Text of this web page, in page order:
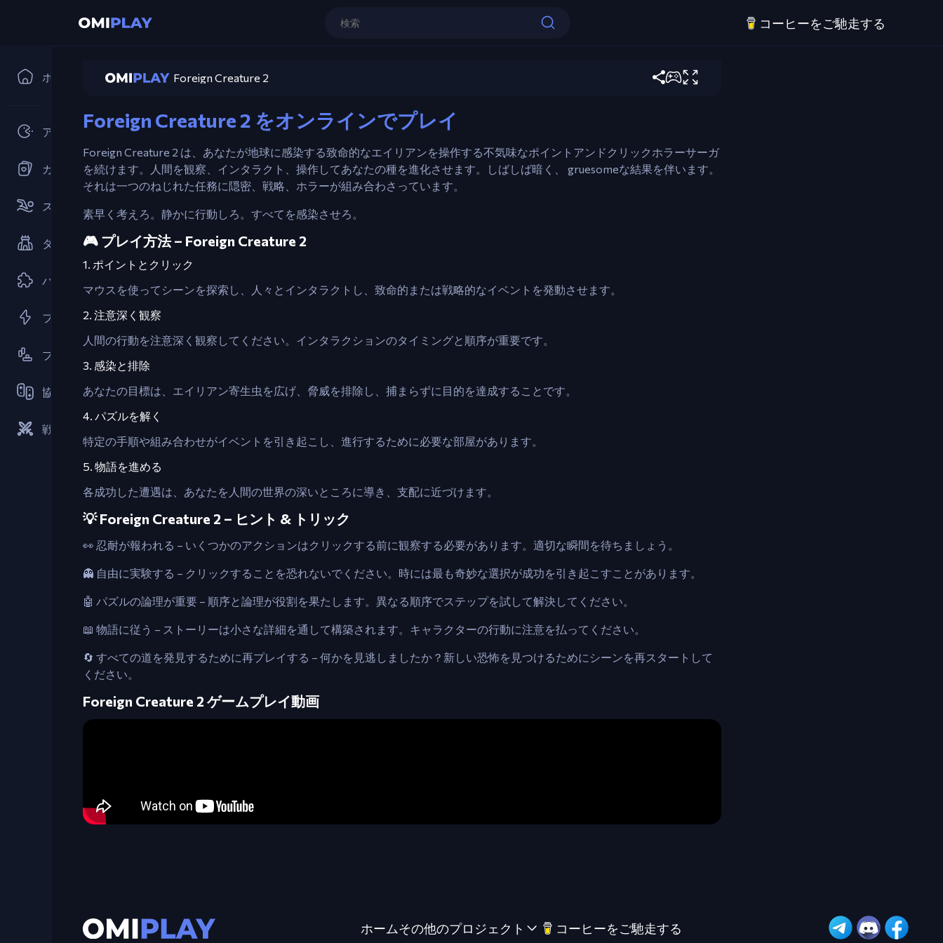
コーヒーをご馳走する
ホーム
アーケード
カードゲーム
スポーツ
タワーディフェンス
パズル
フラッシュゲーム
プラットフォーマー
協力
戦略
今すぐプレイ
Foreign Creature 2
コントロール
マウス – ポイントとクリックでインタラクト
左クリック – イベントを発動、オブジェクトを選択
Foreign Creature 2 をオンラインでプレイ
Foreign Creature 2 は、あなたが地球に感染する致命的なエイリアンを操作する不気味なポイントアンドクリックホラーサーガ
を続けます。人間を観察、インタラクト、操作してあなたの種を進化させます。しばしば暗く、 gruesomeな結果を伴います。
それは一つのねじれた任務に隠密、戦略、ホラーが組み合わさっています。
素早く考えろ。静かに行動しろ。すべてを感染させろ。
🎮 プレイ方法 – Foreign Creature 2
1. ポイントとクリック
マウスを使ってシーンを探索し、人々とインタラクトし、致命的または戦略的なイベントを発動させます。
2. 注意深く観察
人間の行動を注意深く観察してください。インタラクションのタイミングと順序が重要です。
3. 感染と排除
あなたの目標は、エイリアン寄生虫を広げ、脅威を排除し、捕まらずに目的を達成することです。
4. パズルを解く
特定の手順や組み合わせがイベントを引き起こし、進行するために必要な部屋があります。
5. 物語を進める
各成功した遭遇は、あなたを人間の世界の深いところに導き、支配に近づけます。
💡 Foreign Creature 2 – ヒント & トリック
👀 忍耐が報われる – いくつかのアクションはクリックする前に観察する必要があります。適切な瞬間を待ちましょう。
👻 自由に実験する – クリックすることを恐れないでください。時には最も奇妙な選択が成功を引き起こすことがあります。
🤖 パズルの論理が重要 – 順序と論理が役割を果たします。異なる順序でステップを試して解決してください。
📖 物語に従う – ストーリーは小さな詳細を通して構築されます。キャラクターの行動に注意を払ってください。
🔄 すべての道を発見するために再プレイする – 何かを見逃しましたか？新しい恐怖を見つけるためにシーンを再スタートして
ください。
Foreign Creature 2 ゲームプレイ動画
ホームその他のプロジェクト コーヒーをご馳走する